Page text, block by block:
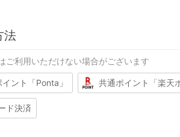
法
ご利用いただけない場合がございます
ント「Ponta」 共通ポイント「楽天
ド決済